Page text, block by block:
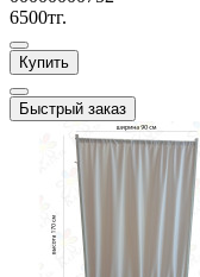
6500тг.
Купить
Быстрый заказ